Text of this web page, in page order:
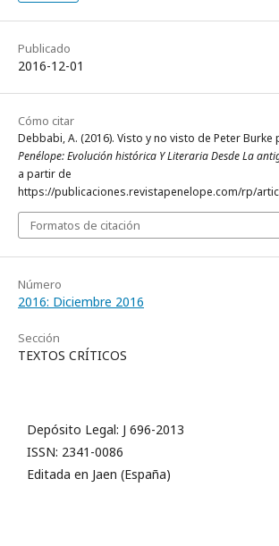
Publicado
2016-12-01
Cómo citar
Debbabi, A. (2016). Visto y no visto de Peter
Penélope: Evolución histórica Y Literaria Desde La
a partir de
https://publicaciones.revistapenelope.com/rp/
Formatos de citación
Número
2016: Diciembre 2016
Sección
TEXTOS CRÍTICOS
Depósito Legal: J 696-2013
ISSN: 2341-0086
Editada en Jaen (España)